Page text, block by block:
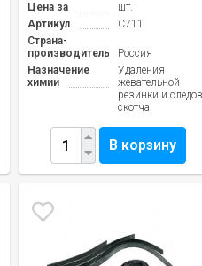
Цена за
шт.
Артикул
С711
Страна-
производитель
Россия
Назначение
химии
Удаления
жевательной
резинки и
скотча
В корзину